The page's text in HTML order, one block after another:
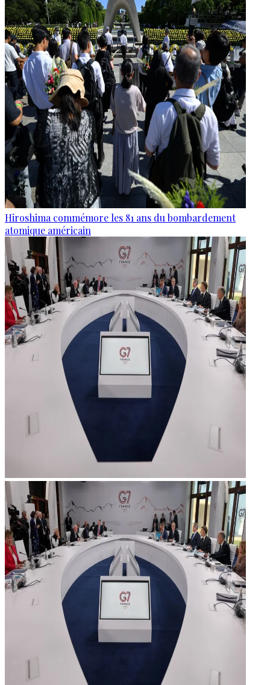
Hiroshima commémore les 81 ans du bombardement
atomique américain